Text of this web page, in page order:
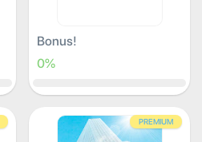
Bonus!
0%
PREMIUM